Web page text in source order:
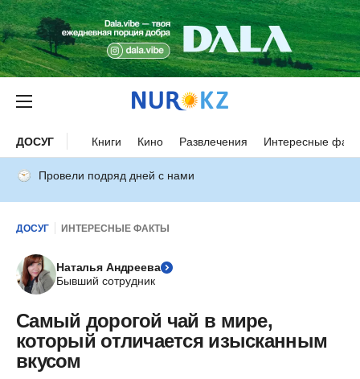
ДОСУГ Книги Кино Развлечения Интересные
Провели подряд дней с нами
ДОСУГ ИНТЕРЕСНЫЕ ФАКТЫ
Наталья Андреева
Бывший сотрудник
Самый дорогой чай в мире,
который отличается изысканным
вкусом